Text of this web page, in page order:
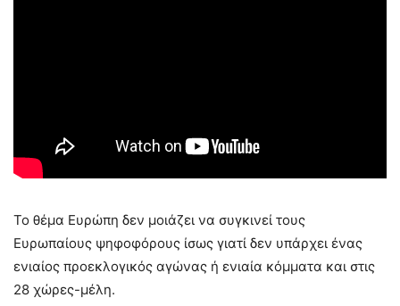
Το θέμα Ευρώπη δεν μοιάζει να συγκινεί τους
Ευρωπαίους ψηφοφόρους ίσως γιατί δεν υπάρχει ένας
ενιαίος προεκλογικός αγώνας ή ενιαία κόμματα και στις
28 χώρες-μέλη.